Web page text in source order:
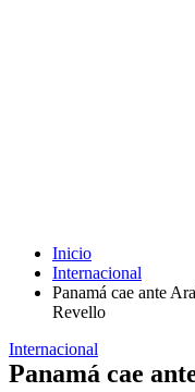
Inicio
Internacional
Panamá cae ante
Revello
Internacional
Panamá cae